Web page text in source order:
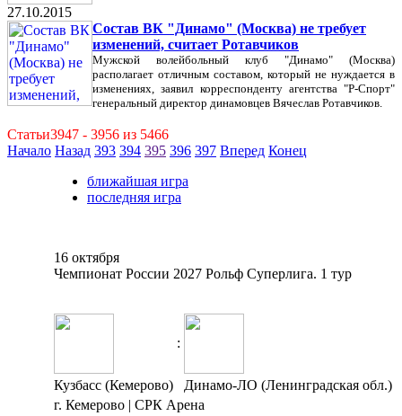
27.10.2015
Состав ВК "Динамо" (Москва) не требует
изменений, считает Ротавчиков
Мужской волейбольный клуб "Динамо" (Москва)
располагает отличным составом, который не нуждается в
изменениях, заявил корреспонденту агентства "Р-Спорт"
генеральный директор динамовцев Вячеслав Ротавчиков.
Статьи3947 - 3956 из 5466
Начало Назад 393 394 395 396 397 Вперед Конец
ближайшая игра
последняя игра
16 октября
Чемпионат России 2027 Рольф Суперлига. 1 тур
:
Кузбасс (Кемерово)
Динамо-ЛО (Ленинградская обл.)
г. Кемерово | СРК Арена